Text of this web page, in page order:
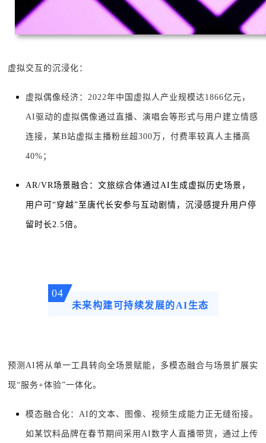
虚拟交互的沉浸化：
虚拟偶像经济：2022年中国虚拟人产业规模达1866亿元，
AI驱动的虚拟偶像通过直播、演唱会等形式与用户建立情感
连接，某B站虚拟主播粉丝超300万，付费率较真人主播高
40%；
AR/VR场景融合：文旅综合体通过AI生成虚拟历史场景，
用户可“穿越”至唐代长安参与互动剧情，沉浸感提升用户停
留时长2.5倍。
04
未来构建可持续发展的AI生态
预测AI将从单一工具转向全场景赋能，多模态融合与场景扩展实
现“服务+体验”一体化。
模态融合化：AI的文本、图像、视频生成能力正无缝衔接。
如某饮料品牌在春节期间采用AI数字人直播带货，通过上传